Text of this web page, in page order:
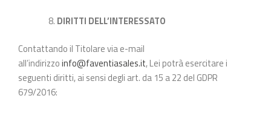
DIRITTI DELL’INTERESSATO
Contattando il Titolare via e-mail
all’indirizzoinfo@faventiasales.it, Lei potrà esercitare i
seguenti diritti, ai sensi degli art. da 15 a 22 del GDPR
679/2016: